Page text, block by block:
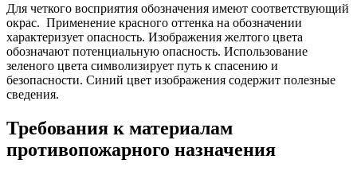
Для четкого восприятия обозначения имеют соответствующий
окрас. Применение красного оттенка на обозначении
характеризует опасность. Изображения желтого цвета
обозначают потенциальную опасность. Использование
зеленого цвета символизирует путь к спасению и
безопасности. Синий цвет изображения содержит полезные
сведения.
Требования к материалам
противопожарного назначения